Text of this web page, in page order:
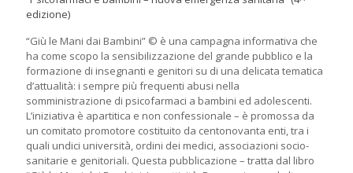
edizione)
“Giù le Mani dai Bambini” © è una campagna informativa che
ha come scopo la sensibilizzazione del grande pubblico e la
formazione di insegnanti e genitori su di una delicata tematica
d’attualità: i sempre più frequenti abusi nella
somministrazione di psicofarmaci a bambini ed adolescenti.
L’iniziativa è apartitica e non confessionale – è promossa da
un comitato promotore costituito da centonovanta enti, tra i
quali undici università, ordini dei medici, associazioni socio-
sanitarie e genitoriali. Questa pubblicazione – tratta dal libro